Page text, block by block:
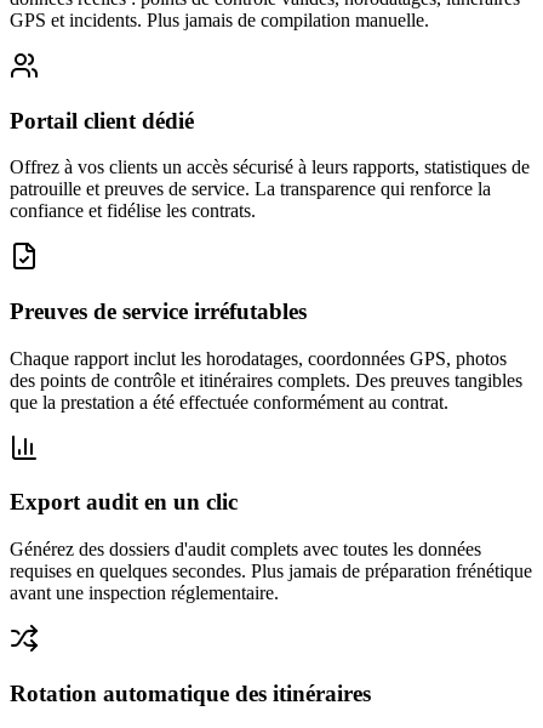
GPS et incidents. Plus jamais de compilation manuelle.
Portail client dédié
Offrez à vos clients un accès sécurisé à leurs rapports, statistiques de
patrouille et preuves de service. La transparence qui renforce la
confiance et fidélise les contrats.
Preuves de service irréfutables
Chaque rapport inclut les horodatages, coordonnées GPS, photos
des points de contrôle et itinéraires complets. Des preuves tangibles
que la prestation a été effectuée conformément au contrat.
Export audit en un clic
Générez des dossiers d'audit complets avec toutes les données
requises en quelques secondes. Plus jamais de préparation frénétique
avant une inspection réglementaire.
Rotation automatique des itinéraires